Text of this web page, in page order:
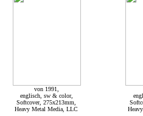
von 1991,
englisch, sw & color,
Softcover, 275x213mm,
Heavy Metal Media, LLC